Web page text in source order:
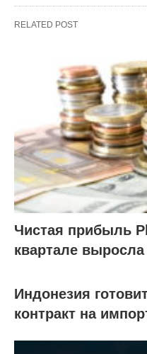
RELATED POST
Чистая прибыль
квартале выросла
Индонезия
контракт на